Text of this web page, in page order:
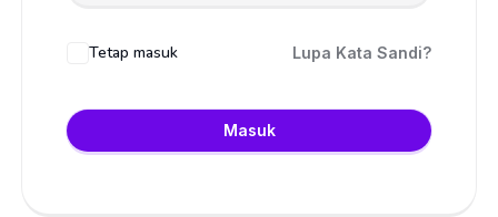
Tetap masuk Lupa Kata Sandi?
Masuk